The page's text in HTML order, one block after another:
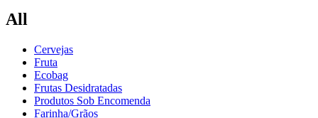
All
Cervejas
Fruta
Ecobag
Frutas Desidratadas
Produtos Sob Encomenda
Farinha/Grãos